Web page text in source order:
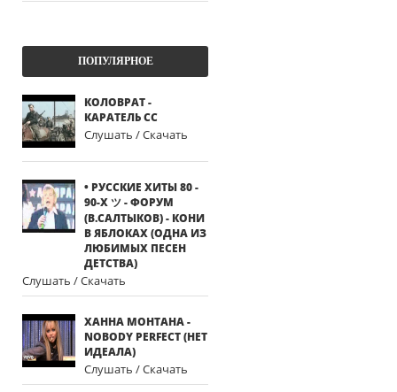
ПОПУЛЯРНОЕ
КОЛОВРАТ -
КАРАТЕЛЬ СС
Слушать / Скачать
• РУССКИЕ ХИТЫ 80 -
90-Х ツ - ФОРУМ
(В.САЛТЫКОВ) - КОНИ
В ЯБЛОКАХ (ОДНА ИЗ
ЛЮБИМЫХ ПЕСЕН
ДЕТСТВА)
Слушать / Скачать
ХАННА МОНТАНА -
NOBODY PERFECT (НЕТ
ИДЕАЛА)
Слушать / Скачать